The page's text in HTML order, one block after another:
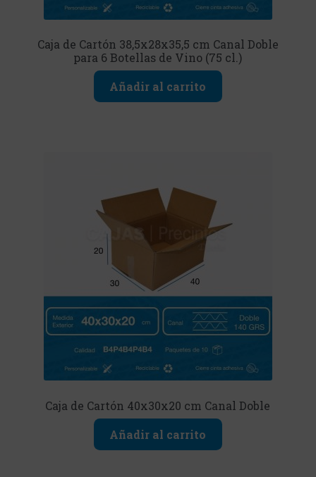
Caja de Cartón 38,5x28x35,5 cm Canal Doble
para 6 Botellas de Vino (75 cl.)
Añadir al carrito
Caja de Cartón 40x30x20 cm Canal Doble
Añadir al carrito